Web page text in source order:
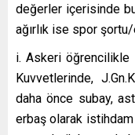
değerler içerisinde
ağırlık ise spor
i. Askeri öğrencilikle
Kuvvetlerinde,
daha önce subay,
erbaş olarak